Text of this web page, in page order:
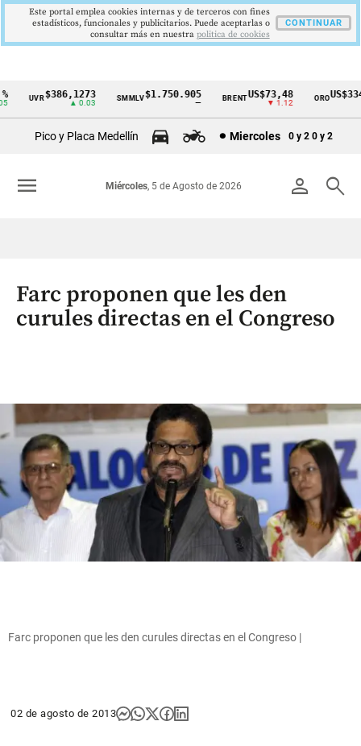
Cintillo
Colombia
UVR$386,1273
▲ 0.03
SMMLV$1.750.905 BRENTUS$73,48
▼ 1.12
ORO
Pico y Placa Medellín Miercoles 0 y 2 0 y 2
person search
Miércoles, 5 de Agosto de 2026
menu
Farc proponen que les den
curules directas en el Congreso
Farc proponen que les den curules directas en el Congreso |
02 de agosto de 2013
Este portal emplea cookies internas y de terceros con fines
estadísticos, funcionales y publicitarios. Puede aceptarlas o
consultar más en nuestra politica de cookies
CONTINUAR